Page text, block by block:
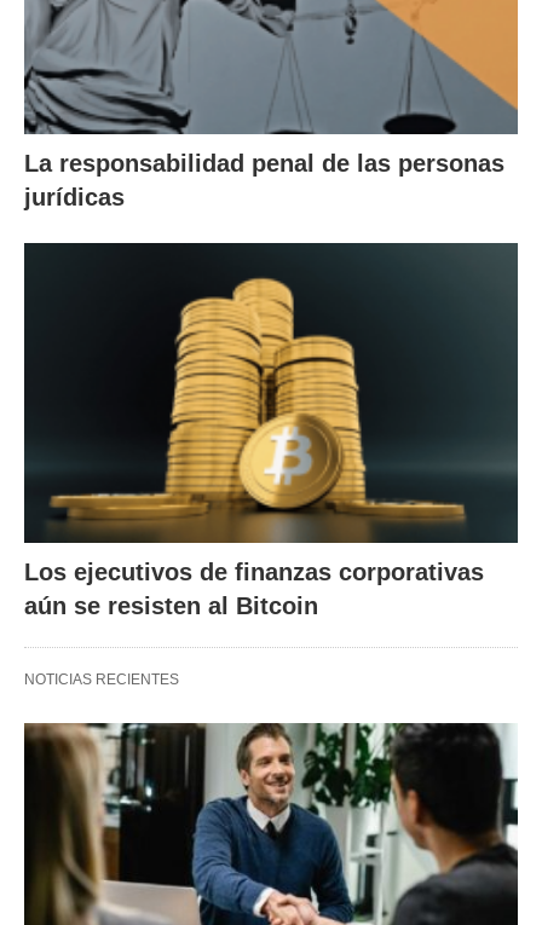
La responsabilidad penal de las personas
jurídicas
Los ejecutivos de finanzas corporativas
aún se resisten al Bitcoin
NOTICIAS RECIENTES